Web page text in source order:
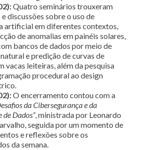
Quatro seminários trouxeram
e discussões sobre o uso de
artificial em diferentes contextos,
de anomalias em painéis solares,
bancos de dados por meio de
e predição de curvas de
vacas leiteiras, além da pesquisa
procedural ao design
O encerramento contou com a
da Cibersegurança e da
Dados”, ministrada por Leonardo
seguida por um momento de
e reflexões sobre os
da semana.